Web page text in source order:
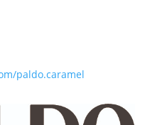
paldo.caramel